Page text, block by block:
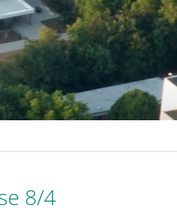
8/4